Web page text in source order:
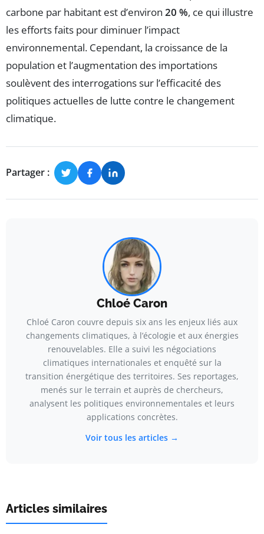
carbone par habitant est d’environ 20 %, ce qui illustre
les efforts faits pour diminuer l’impact
environnemental. Cependant, la croissance de la
population et l’augmentation des importations
soulèvent des interrogations sur l’efficacité des
politiques actuelles de lutte contre le changement
climatique.
Partager :
Chloé Caron
Chloé Caron couvre depuis six ans les enjeux liés aux
changements climatiques, à l’écologie et aux énergies
renouvelables. Elle a suivi les négociations
climatiques internationales et enquêté sur la
transition énergétique des territoires. Ses reportages,
menés sur le terrain et auprès de chercheurs,
analysent les politiques environnementales et leurs
applications concrètes.
Voir tous les articles →
Articles similaires